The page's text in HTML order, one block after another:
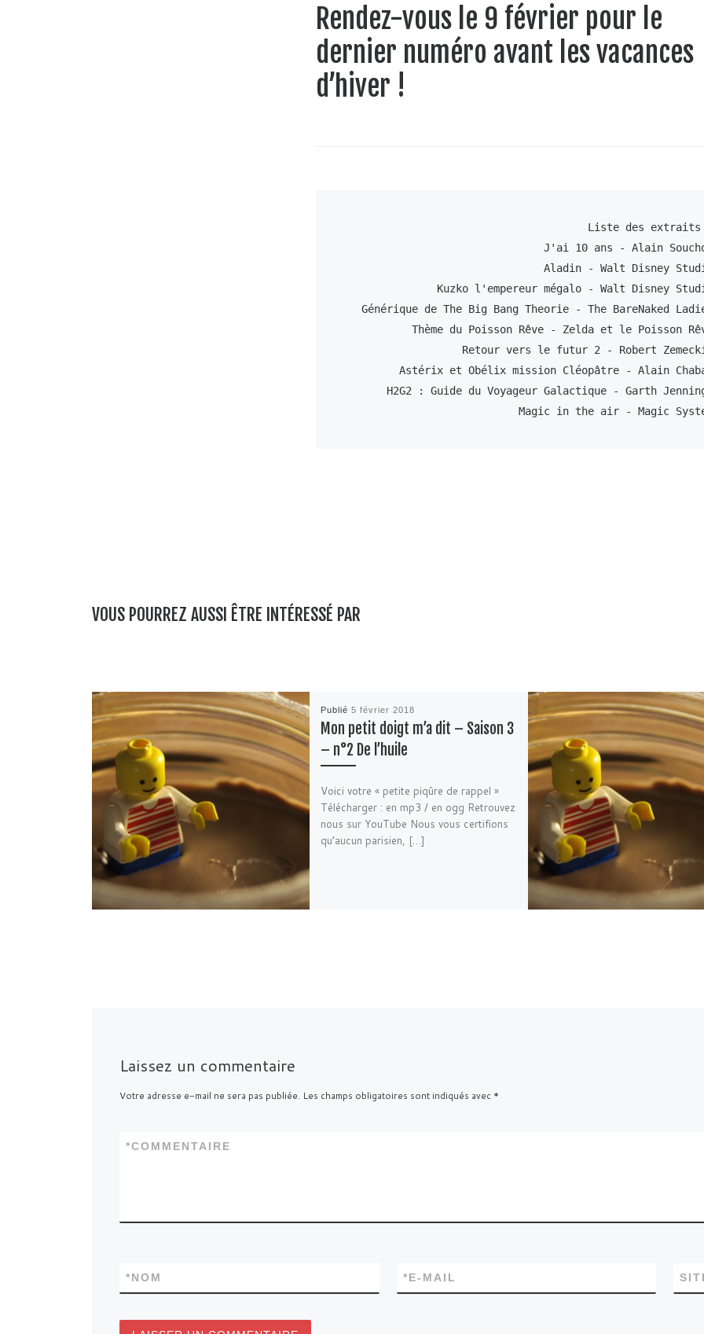
Rendez-vous le 9 février pour le
dernier numéro avant les vacances
d’hiver !
Liste des
J'ai 10 ans - Alain
Aladin - Walt Disney
Kuzko l'empereur mégalo - Walt Disney
Générique de The Big Bang Theorie - The BareNaked
Thème du Poisson Rêve - Zelda et le Poisson
Retour vers le futur 2 -
Astérix et Obélix mission Cléopâtre - Alain
H2G2 : Guide du Voyageur Galactique -
Magic in the air - Magic
VOUS POURREZ AUSSI ÊTRE INTÉRESSÉ PAR
Publié 5 février 2018
Mon petit doigt m’a dit – Saison 3
– n°2 De l’huile
Voici votre « petite piqûre de rappel »
Télécharger : en mp3 / en ogg Retrouvez
nous sur YouTube Nous vous certifions
qu’aucun parisien, […]
Laissez un commentaire
Votre adresse e-mail ne sera pas publiée. Les champs obligatoires sont indiqués avec *
COMMENTAIRE
*
NOM
* E-MAIL
*